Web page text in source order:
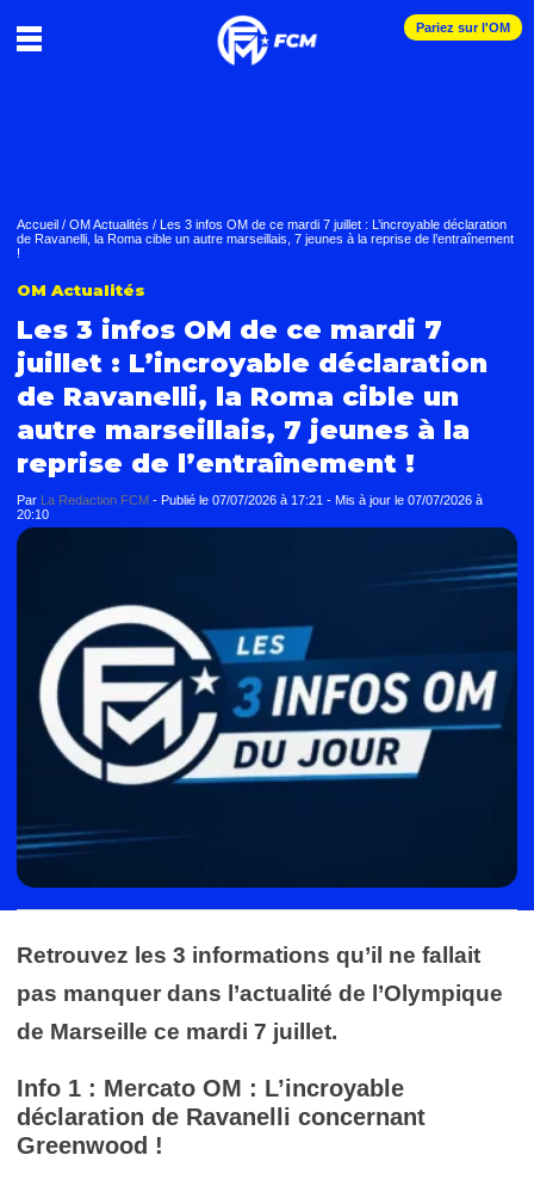
Pariez sur l'OM
Accueil / OM Actualités / Les 3 infos OM de ce mardi 7 juillet : L’incroyable déclaration
de Ravanelli, la Roma cible un autre marseillais, 7 jeunes à la reprise de l’entraînement
!
OM Actualités
Les 3 infos OM de ce mardi 7
juillet : L’incroyable déclaration
de Ravanelli, la Roma cible un
autre marseillais, 7 jeunes à la
reprise de l’entraînement !
Par La Redaction FCM - Publié le 07/07/2026 à 17:21 - Mis à jour le 07/07/2026 à
20:10
Retrouvez les 3 informations qu’il ne fallait
pas manquer dans l’actualité de l’Olympique
de Marseille ce mardi 7 juillet.
Info 1 : Mercato OM : L’incroyable
déclaration de Ravanelli concernant
Greenwood !